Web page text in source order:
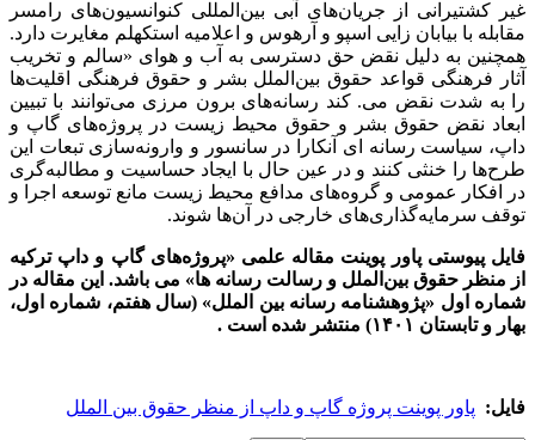
غیر کشتیرانی از جریان‌های آبی بین‌المللی کنوانسیون‌های رامسر
مقابله با بیابان زایی اسپو و آرهوس و اعلامیه استکهلم مغایرت دارد.
همچنین به دلیل نقض حق دسترسی به آب و هوای «سالم و تخریب
آثار فرهنگی قواعد حقوق بین‌الملل بشر و حقوق فرهنگی اقلیت‌ها
را به شدت نقض می‌. کند رسانه‌های برون مرزی می‌توانند با تبیین
ابعاد نقض حقوق بشر و حقوق محیط زیست در پروژه‌های گاپ و
داپ، سیاست رسانه ای آنکارا در سانسور و وارونه‌سازی تبعات این
طرح‌ها را خنثی کنند و در عین حال با ایجاد حساسیت و مطالبه‌گری
در افکار عمومی و گروه‌های مدافع محیط زیست مانع توسعه اجرا و
توقف سرمایه‌گذاری‌های خارجی در آن‌ها شوند.
فایل پیوستی پاور پوینت مقاله علمی «پروژه‌های گاپ و داپ ترکیه
از منظر حقوق بین‌الملل و رسالت رسانه ها» می باشد. این مقاله در
شماره اول «پژوهشنامه رسانه بین الملل» (سال هفتم، شماره اول،
بهار و تابستان ۱۴۰۱) منتشر شده است .
فایل: پاور پوینت پروژه گاپ و داپ از منظر حقوق بین الملل